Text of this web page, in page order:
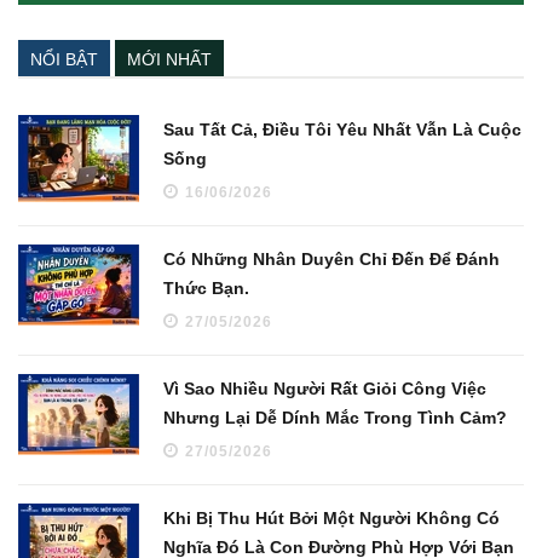
NỔI BẬT
Sau Tất Cả, Điều Tôi Yêu Nhất Vẫn Là Cuộc
Sống
16/06/2026
Có Những Nhân Duyên Chỉ Đến Để Đánh
Thức Bạn.
27/05/2026
Vì Sao Nhiều Người Rất Giỏi Công Việc
Nhưng Lại Dễ Dính Mắc Trong Tình Cảm?
27/05/2026
Khi Bị Thu Hút Bởi Một Người Không Có
Nghĩa Đó Là Con Đường Phù Hợp Với Bạn
MỚI NHẤT